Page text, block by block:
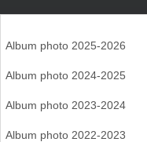
Album photo 2025-2026
Album photo 2024-2025
Album photo 2023-2024
Album photo 2022-2023